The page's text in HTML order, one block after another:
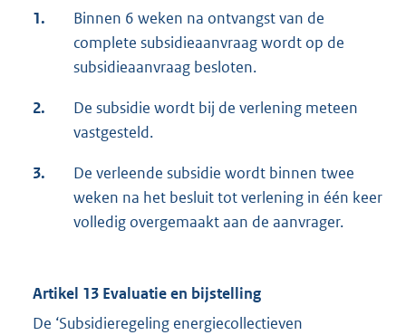
1.
Binnen 6 weken na ontvangst van de
complete subsidieaanvraag wordt op de
subsidieaanvraag besloten.
2.
De subsidie wordt bij de verlening meteen
vastgesteld.
3.
De verleende subsidie wordt binnen twee
weken na het besluit tot verlening in één keer
volledig overgemaakt aan de aanvrager.
Artikel 13 Evaluatie en bijstelling
De ‘Subsidieregeling energiecollectieven